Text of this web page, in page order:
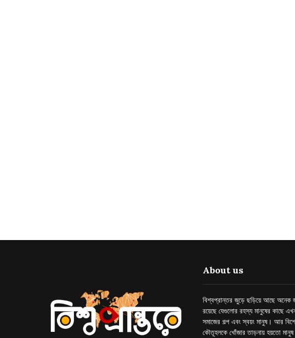
About us
বিশ্বপ্রান্তর জুড়ে ছড়িয়ে আছে অনেক
রয়েছে যেগুলোর রহস্য মানুষের কাছে
সমাজের গল্প এবং স্বয়ং মানুষ। আর
কৌতূহলকে খোঁজার তাড়নায় হয়তো